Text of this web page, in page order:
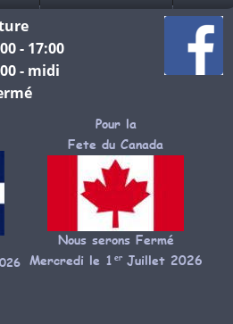
- 17:00
- midi
Pour la
Fete du Canada
Nous serons Fermé
Mercredi le 1 er Juillet 2026